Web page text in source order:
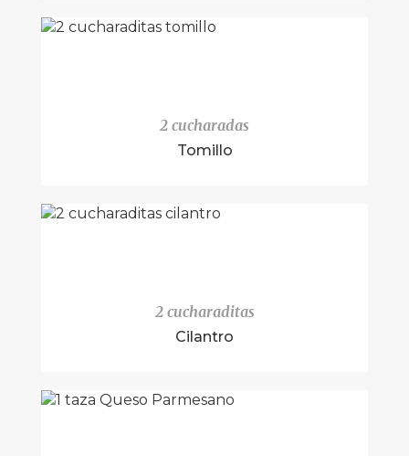
2 cucharadas
Tomillo
2 cucharaditas
Cilantro